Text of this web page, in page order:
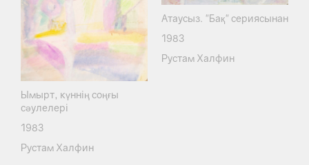
Ымырт, күннің соңғы
сәулелері
1983
Рустам Халфин
Атаусыз. "Бақ" сериясынан
1983
Рустам Халфин